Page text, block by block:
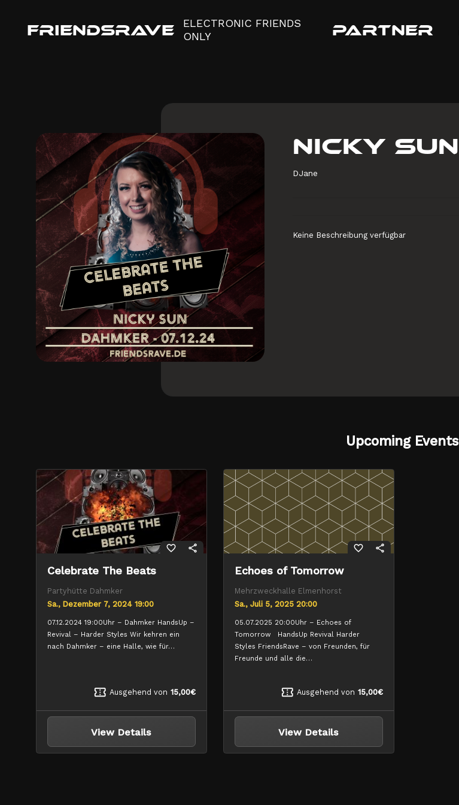
FRIENDSRAVE
ELECTRONIC FRIENDS
ONLY
PARTNER
NICKY SUN
DJane
Keine Beschreibung verfügbar
Upcoming Events
favorite_border share
Celebrate The Beats
Partyhütte Dahmker
Sa., Dezember 7, 2024 19:00
07.12.2024 19:00Uhr – Dahmker HandsUp –
Revival – Harder Styles Wir kehren ein
nach Dahmker – eine Halle, wie für…
confirmation_number Ausgehend von 15,00€
View Details
favorite_border share
Echoes of Tomorrow
Mehrzweckhalle Elmenhorst
Sa., Juli 5, 2025 20:00
05.07.2025 20:00Uhr – Echoes of
Tomorrow HandsUp Revival Harder
Styles FriendsRave – von Freunden, für
Freunde und alle die…
confirmation_number Ausgehend von 15,00€
View Details